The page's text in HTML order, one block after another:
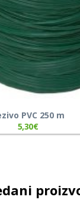
PVC 250 m
5,30€